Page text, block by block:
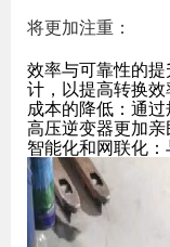
将更加注重：
效率与可靠性的提
计，以提高转换效
成本的降低 ：通
高压逆变器更加亲
智能化和网联化